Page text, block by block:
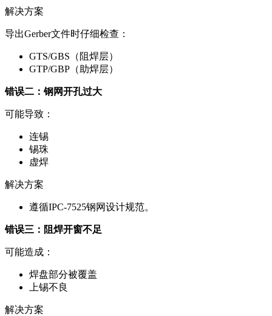
解决方案
导出Gerber文件时仔细检查：
GTS/GBS（阻焊层）
GTP/GBP（助焊层）
错误二：钢网开孔过大
可能导致：
连锡
锡珠
虚焊
解决方案
遵循IPC-7525钢网设计规范。
错误三：阻焊开窗不足
可能造成：
焊盘部分被覆盖
上锡不良
解决方案